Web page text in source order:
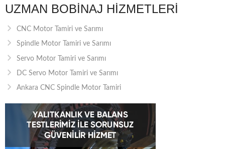
UZMAN BOBINAJ HIZMETLERI
CNC Motor Tamiri ve Sarımı
Spindle Motor Tamiri ve Sarımı
Servo Motor Tamiri ve Sarımı
DC Servo Motor Tamiri ve Sarımı
Ankara CNC Spindle Motor Tamiri